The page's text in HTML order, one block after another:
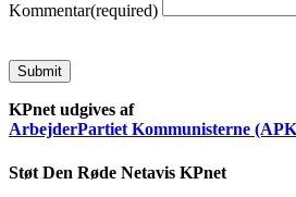
Kommentar(required)
Submit
KPnet udgives af
ArbejderPartiet Kommunisterne
Støt Den Røde Netavis KPnet